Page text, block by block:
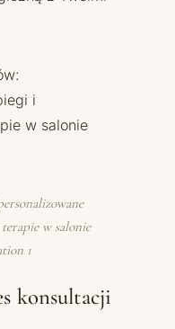
w salonie
1
konsultacji